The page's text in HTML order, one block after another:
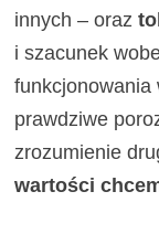
innych – oraz
i szacunek
funkcjonowania
prawdziwe
zrozumienie
wartości